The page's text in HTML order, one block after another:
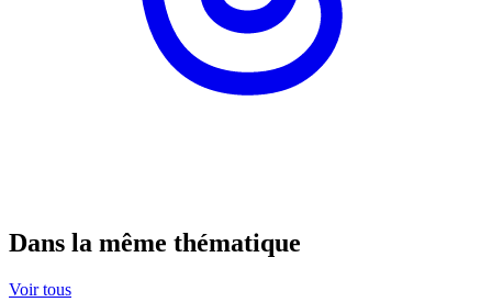
Dans la même thématique
Voir tous